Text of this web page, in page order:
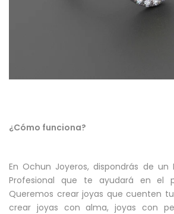
¿Cómo funciona?
En Ochun Joyeros, dispondrás de un
Profesional que te ayudará en el
Queremos crear joyas que cuenten
crear joyas con alma, joyas con